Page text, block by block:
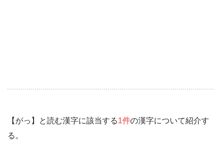
【がっ】と読む漢字に該当する1件の漢字について紹介す
る。